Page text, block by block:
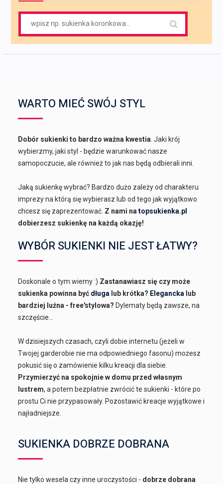
for:
WARTO MIEĆ SWÓJ STYL
Dobór sukienki to bardzo ważna kwestia . Jaki krój
wybierzmy, jaki styl - będzie warunkować nasze
samopoczucie, ale również to jak nas będą odbierali inni.
Jaką sukienkę wybrać? Bardzo dużo zależy od charakteru
imprezy na którą się wybierasz lub od tego jak wyjątkowo
chcesz się zaprezentować. Z nami natopsukienka.pl
dobierzesz sukienkę na każdą okazję!
WYBÓR SUKIENKI NIE JEST ŁATWY?
Doskonale o tym wiemy :) Zastanawiasz się czy może
sukienka powinna być długa lub krótka? Elegancka lub
bardziej luźna - free'stylowa? Dylematy będą zawsze, na
szczęście...
W dzisiejszych czasach, czyli dobie internetu (jeżeli w
Twojej garderobie nie ma odpowiedniego fasonu) możesz
pokusić się o zamówienie kilku kreacji dla siebie.
Przymierzyć na spokojnie w domu przed własnym
lustrem, a potem bezpłatnie zwrócić te sukienki - które po
prostu Ci nie przypasowały. Pozostawić kreacje wyjątkowe i
najładniejsze.
SUKIENKA DOBRZE DOBRANA
Nie tylko wesela czy inne uroczystości - dobrze dobrana